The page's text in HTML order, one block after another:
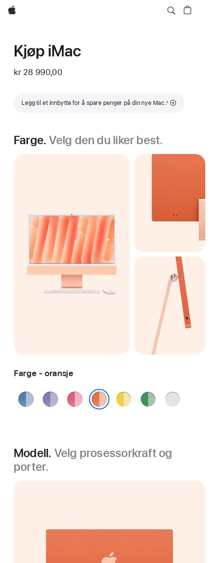
Apple
Kjøp iMac
kr 28 990,00
Legg til et innbytte for å spare penger på din nye Mac.
Fotnote
◊
Farge. Velg den du liker best.
Farge - oransje
blå lilla rosa gul grønn sølv
Modell. Velg prosessorkraft og
porter.